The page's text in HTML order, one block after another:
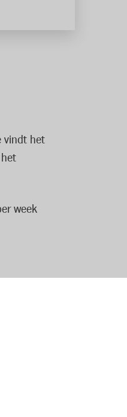
vindt het
week